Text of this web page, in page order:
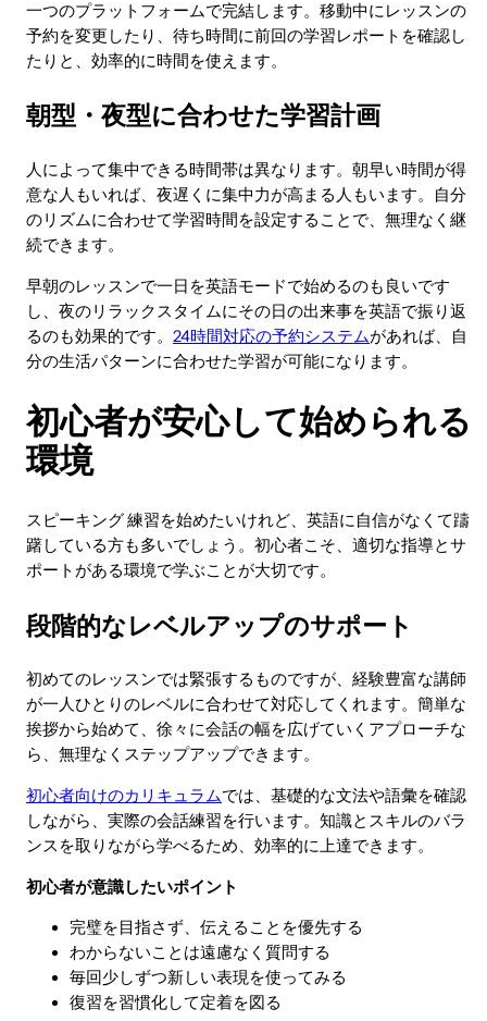
一つのプラットフォームで完結します。移動中にレッスンの
予約を変更したり、待ち時間に前回の学習レポートを確認し
たりと、効率的に時間を使えます。
朝型・夜型に合わせた学習計画
人によって集中できる時間帯は異なります。朝早い時間が得
意な人もいれば、夜遅くに集中力が高まる人もいます。自分
のリズムに合わせて学習時間を設定することで、無理なく継
続できます。
早朝のレッスンで一日を英語モードで始めるのも良いです
し、夜のリラックスタイムにその日の出来事を英語で振り返
るのも効果的です。 24時間対応の予約システムがあれば、自
分の生活パターンに合わせた学習が可能になります。
初心者が安心して始められる
環境
スピーキング 練習を始めたいけれど、英語に自信がなくて躊
躇している方も多いでしょう。初心者こそ、適切な指導とサ
ポートがある環境で学ぶことが大切です。
段階的なレベルアップのサポート
初めてのレッスンでは緊張するものですが、経験豊富な講師
が一人ひとりのレベルに合わせて対応してくれます。簡単な
挨拶から始めて、徐々に会話の幅を広げていくアプローチな
ら、無理なくステップアップできます。
初心者向けのカリキュラムでは、基礎的な文法や語彙を確認
しながら、実際の会話練習を行います。知識とスキルのバラ
ンスを取りながら学べるため、効率的に上達できます。
初心者が意識したいポイント
完璧を目指さず、伝えることを優先する
わからないことは遠慮なく質問する
毎回少しずつ新しい表現を使ってみる
復習を習慣化して定着を図る